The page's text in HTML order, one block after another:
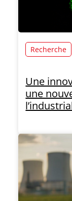
Recherche
Une
une